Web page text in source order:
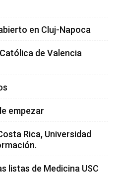
en Cluj-Napoca
de Valencia
empezar
Rica, Universidad
listas de Medicina USC